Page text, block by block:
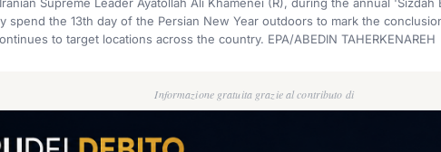
spend the 13th day of the Persian New Year outdoors to mark the
to target locations across the country. EPA/ABEDIN TAHERKENAREH
Informazione gratuita grazie al contributo di